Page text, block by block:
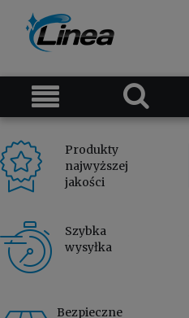
Produkty
najwyższej
jakości
Szybka
wysyłka
Bezpieczne